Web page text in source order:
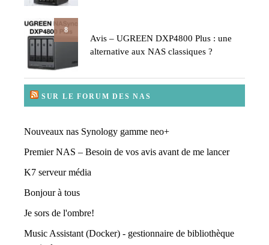
8
Avis – UGREEN DXP4800 Plus : une
alternative aux NAS classiques ?
SUR LE FORUM DES NAS
Nouveaux nas Synology gamme neo+
Premier NAS – Besoin de vos avis avant de me lancer
K7 serveur média
Bonjour à tous
Je sors de l'ombre!
Music Assistant (Docker) - gestionnaire de bibliothèque